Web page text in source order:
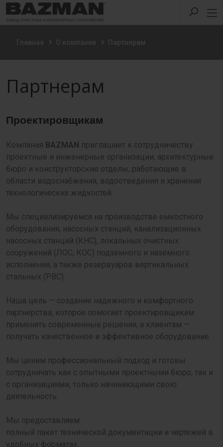
Главная О компании Партнерам
Партнерам
Проектировщикам
Компания BAZMAN приглашает к сотрудничеству
проектные и инженерные организации, архитектурные
бюро и конструкторские отделы, работающие в
области водоснабжения, водоотведения и хранения
технологических жидкостей.
Мы специализируемся на производстве емкостного
оборудования, насосных станций, канализационных
насосных станций (КНС), локальных очистных
сооружений (ЛОС, КОС) подземного и наземного
исполнения, а также резервуаров вертикальных
стальных (РВС).
Наша цель — создание надежного и комфортного
партнерства, которое помогает проектировщикам
применять современные решения, а клиентам —
получать качественное и эффективное оборудование.
Мы ценим профессиональный подход и готовы
сотрудничать как с опытными проектными бюро, так и
с организациями, только начинающими свою
деятельность.
Мы предоставляем:
полный пакет технической документации и чертежей в
удобных форматах;